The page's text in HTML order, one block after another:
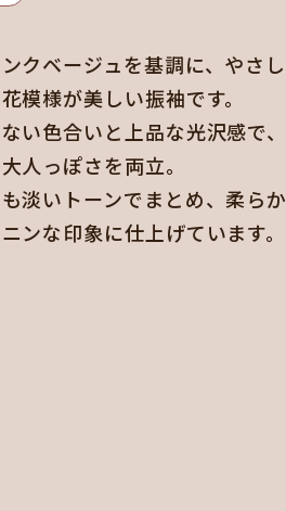
クベージュを基調に、やさし
模様が美しい振袖です。
い色合いと上品な光沢感で、
人っぽさを両立。
淡いトーンでまとめ、柔らか
ンな印象に仕上げています。